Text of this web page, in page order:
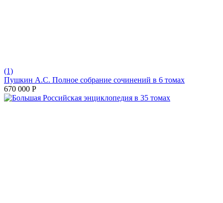
(1)
Пушкин А.С. Полное собрание сочинений в 6 томах
670 000 Р